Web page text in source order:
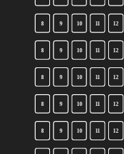
8 9 10 11 12
8 9 10 11 12
8 9 10 11 12
8 9 10 11 12
8 9 10 11 12